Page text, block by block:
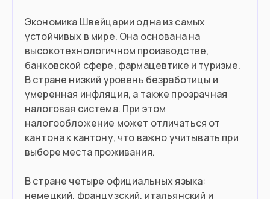
Экономика Швейцарии одна из самых
устойчивых в мире. Она основана на
высокотехнологичном производстве,
банковской сфере, фармацевтике и туризме.
В стране низкий уровень безработицы и
умеренная инфляция, а также прозрачная
налоговая система. При этом
налогообложение может отличаться от
кантона к кантону, что важно учитывать при
выборе места проживания.
В стране четыре официальных языка:
немецкий, французский, итальянский и